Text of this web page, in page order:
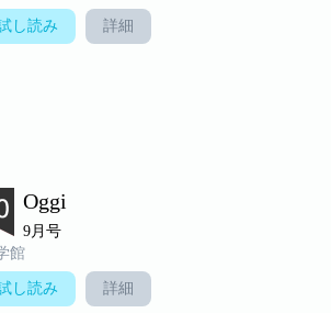
し読み 詳細
Oggi
9月号
館
し読み 詳細